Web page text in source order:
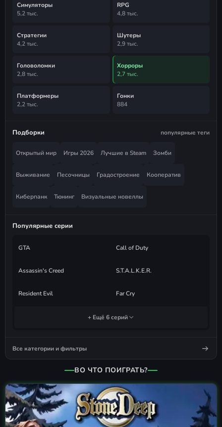
Симуляторы
5,2 тыс.
RPG
4,8 тыс.
Стратегии
4,2 тыс.
Шутеры
2,9 тыс.
Головоломки
2,8 тыс.
Хорроры
2,7 тыс.
Платформеры
2,2 тыс.
Гонки
884
Подборки популярные теги
Открытый мир Игры 2026 Лучшие в Steam Зомби
Выживание Песочницы Градостроение Кооператив
Киберпанк Тюнинг Визуальные новеллы
Популярные серии
GTA Call of Duty
Assassin's Creed S.T.A.L.K.E.R.
Resident Evil Far Cry
+ Ещё 6 серий
Все категории и фильтры
ВО ЧТО ПОИГРАТЬ?